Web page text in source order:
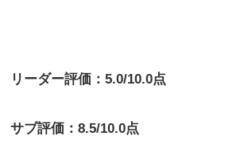
リーダー評価：5.0/10.0点
サブ評価：8.5/10.0点